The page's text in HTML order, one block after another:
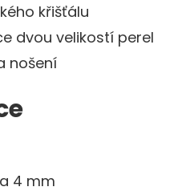
křišťálu
dvou velikostí perel
nošení
4 mm